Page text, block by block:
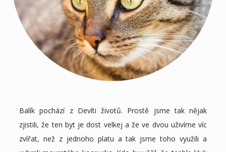
Balík pochází z Devíti životů. Prostě jsme tak nějak
zjistili, že ten byt je dost velkej a že ve dvou uživíme víc
zvířat, než z jednoho platu a tak jsme toho využili a